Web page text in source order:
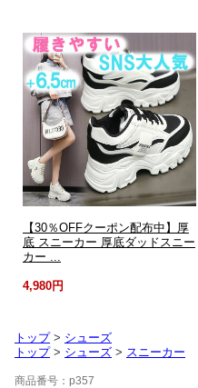
【30％OFFクーポン配布中】厚
底 スニーカー 厚底ダッドスニー
カー ...
4,980円
トップ> シューズ
トップ> シューズ > スニーカー
商品番号：p357